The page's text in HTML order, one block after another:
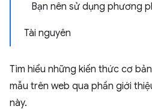
Bạn nên sử dụng phương
Tài nguyên
Tìm hiểu những kiến thức cơ
mẫu trên web qua phần giới
này.